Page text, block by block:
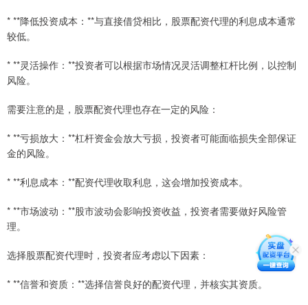
* **降低投资成本：**与直接借贷相比，股票配资代理的利息成本通常
较低。
* **灵活操作：**投资者可以根据市场情况灵活调整杠杆比例，以控制
风险。
需要注意的是，股票配资代理也存在一定的风险：
* **亏损放大：**杠杆资金会放大亏损，投资者可能面临损失全部保证
金的风险。
* **利息成本：**配资代理收取利息，这会增加投资成本。
* **市场波动：**股市波动会影响投资收益，投资者需要做好风险管
理。
选择股票配资代理时，投资者应考虑以下因素：
* **信誉和资质：**选择信誉良好的配资代理，并核实其资质。